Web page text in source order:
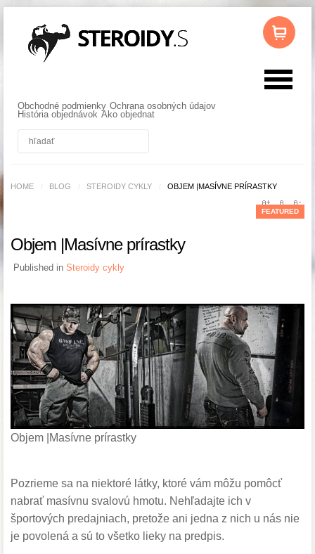
Obchodné podmienky Ochrana osobných údajov
História objednávok Ako objednat
HOME BLOG STEROIDY CYKLY OBJEM |MASÍVNE PRÍRASTKY
Objem |Masívne prírastky
FEATURED
Published in Steroidy cykly
Objem |Masívne prírastky
Pozrieme sa na niektoré látky, ktoré vám môžu pomôcť
nabrať masívnu svalovú hmotu. Nehľadajte ich v
športových predajniach, pretože ani jedna z nich u nás nie
je povolená a sú to všetko lieky na predpis.